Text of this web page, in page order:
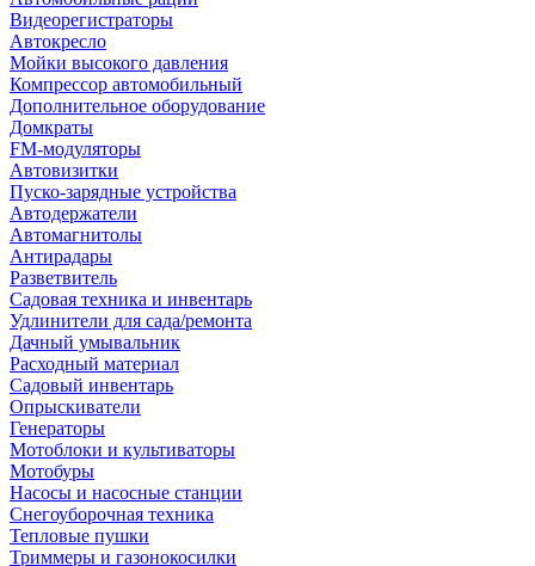
Видеорегистраторы
Автокресло
Мойки высокого давления
Компрессор автомобильный
Дополнительное оборудование
Домкраты
FM-модуляторы
Автовизитки
Пуско-зарядные устройства
Автодержатели
Автомагнитолы
Антирадары
Разветвитель
Садовая техника и инвентарь
Удлинители для сада/ремонта
Дачный умывальник
Расходный материал
Садовый инвентарь
Опрыскиватели
Генераторы
Мотоблоки и культиваторы
Мотобуры
Насосы и насосные станции
Снегоуборочная техника
Тепловые пушки
Триммеры и газонокосилки